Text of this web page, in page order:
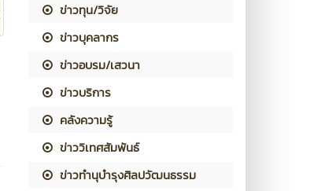
ข่าวทุน/วิจัย
ข่าวบุคลากร
ข่าวอบรม/เสวนา
ข่าวบริการ
คลังความรู้
ข่าววิเทศสัมพันธ์
ข่าวทำนุบำรุงศิลปวัฒนธรรม